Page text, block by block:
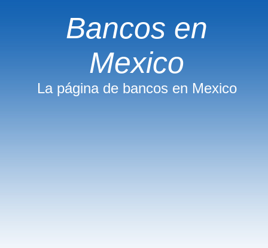
Bancos en
Mexico
La página de bancos en Mexico